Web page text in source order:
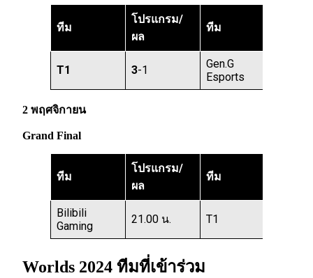
ทีม
โปรแกรม/
ผล
ทีม
T1 3-1
Gen.G
Esports
2 พฤศจิกายน
Grand Final
ทีม
โปรแกรม/
ผล
ทีม
Bilibili
Gaming
21.00 น. T1
Worlds 2024 ทีมที่เข้าร่วม